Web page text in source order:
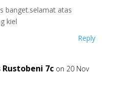
banget.selamat atas
kiel
Reply
7c on 20 Nov